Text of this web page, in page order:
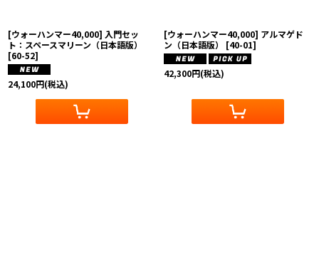
[ウォーハンマー40,000] 入門セッ
ト：スペースマリーン（日本語版）
[60-52]
24,100円(税込)
[ウォーハンマー40,000] アルマゲド
ン（日本語版）
[40-01]
42,300円(税込)